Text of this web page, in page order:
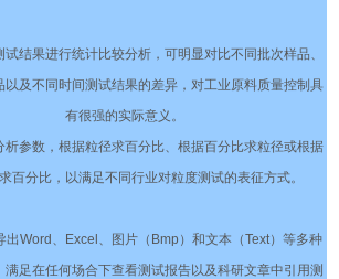
试结果进行统计比较分析，可明显对比不同批次样品、
以及不同时间测试结果的差异，对工业原料质量控制具
有很强的实际意义。
析参数，根据粒径求百分比、根据百分比求粒径或根据
百分比，以满足不同行业对粒度测试的表征方式。
出Word、Excel、图片（Bmp）和文本（Text）等多种
满足在任何场合下查看测试报告以及科研文章中引用测